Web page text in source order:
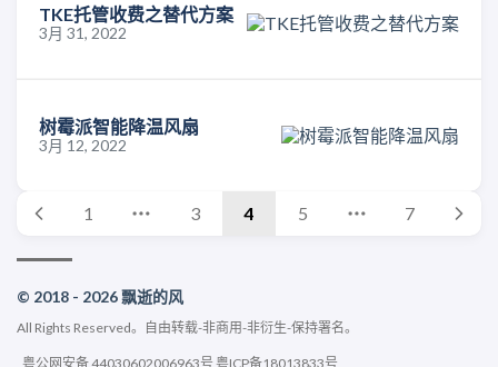
TKE托管收费之替代方案
3月 31, 2022
树霉派智能降温风扇
3月 12, 2022
1 3 4 5 7
© 2018 - 2026 飘逝的风
All Rights Reserved。 自由转载-非商用-非衍生-保持署名。
粤公网安备 44030602006963号 粤ICP备18013833号